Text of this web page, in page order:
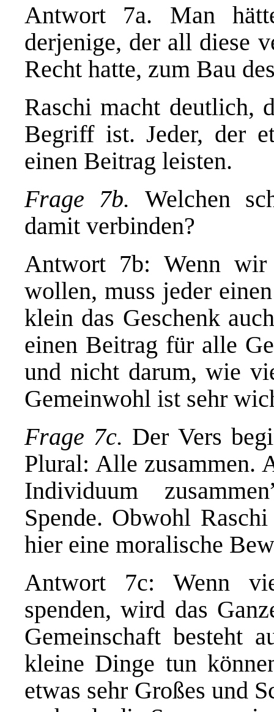
Antwort 7a. Man
derjenige, der all diese
Recht hatte, zum Bau
Raschi macht deutlich,
Begriff ist. Jeder, der
einen Beitrag leisten.
Frage 7b. Welchen
damit verbinden?
Antwort 7b: Wenn wir
wollen, muss jeder
klein das Geschenk
einen Beitrag für alle
und nicht darum, wie
Gemeinwohl ist sehr
Frage 7c. Der Vers
Plural: Alle zusammen.
Individuum
Spende. Obwohl
hier eine moralische
Antwort 7c: Wenn
spenden, wird das
Gemeinschaft besteht
kleine Dinge tun
etwas sehr Großes und